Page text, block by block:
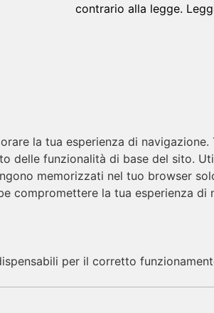
contrario alla legge.
la tua esperienza di
delle funzionalità di base del sito.
memorizzati nel tuo browser
compromettere la tua esperienza di
per il corretto